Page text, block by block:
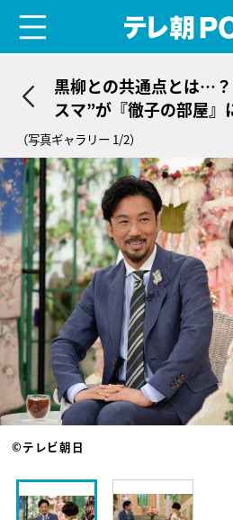
黒柳との共通点とは…
スマ”が『徹子の部屋』
（写真ギャラリー 1/2）
©テレビ朝日